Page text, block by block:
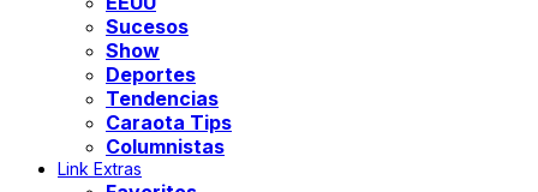
Sucesos
Show
Deportes
Tendencias
Caraota Tips
Columnistas
Link Extras